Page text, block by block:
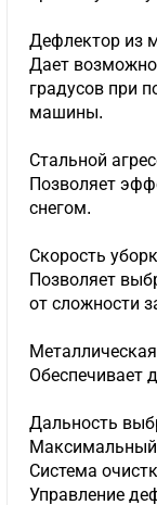
Дефлектор из
Дает
градусов при
машины.
Стальной
Позволяет
снегом.
Скорость
Позволяет
от сложности
Обеспечивает
Дальность
Система
Управление